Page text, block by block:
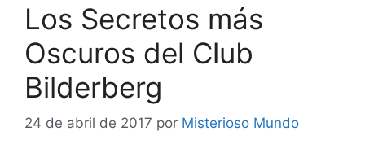
Los Secretos más
Oscuros del Club
Bilderberg
24 de abril de 2017 por Misterioso Mundo